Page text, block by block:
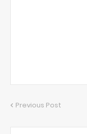
Previous Post